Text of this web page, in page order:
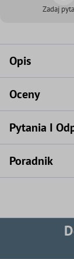
Zadaj
Opis
Oceny
Pytania I
Poradnik